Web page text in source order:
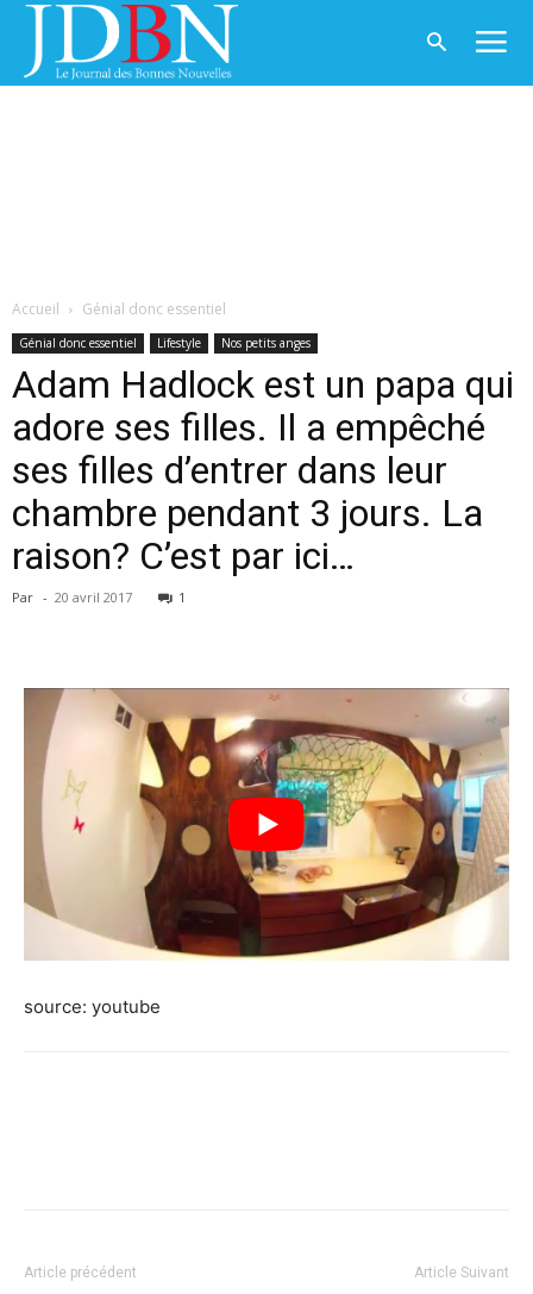
Accueil Génial donc essentiel
Génial donc essentiel Lifestyle Nos petits anges
Adam Hadlock est un papa qui
adore ses filles. Il a empêché
ses filles d’entrer dans leur
chambre pendant 3 jours. La
raison? C’est par ici…
Par - 20 avril 2017 1
source: youtube
Article précédent Article Suivant